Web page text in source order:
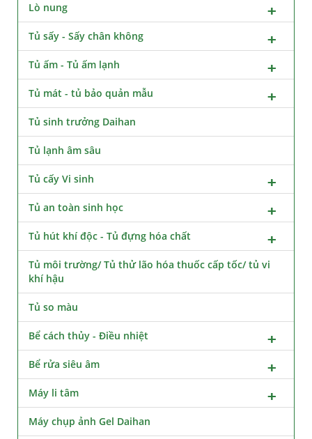
Lò nung
Tủ sấy - Sấy chân không
Tủ ấm - Tủ ấm lạnh
Tủ mát - tủ bảo quản mẫu
Tủ sinh trưởng Daihan
Tủ lạnh âm sâu
Tủ cấy Vi sinh
Tủ an toàn sinh học
Tủ hút khí độc - Tủ đựng hóa chất
Tủ môi trường/ Tủ thử lão hóa thuốc cấp tốc/ tủ vi
khí hậu
Tủ so màu
Bể cách thủy - Điều nhiệt
Bể rửa siêu âm
Máy li tâm
Máy chụp ảnh Gel Daihan